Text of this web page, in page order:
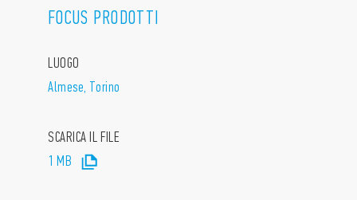
FOCUS PRODOTTI
LUOGO
Almese, Torino
SCARICA IL FILE
1 MB